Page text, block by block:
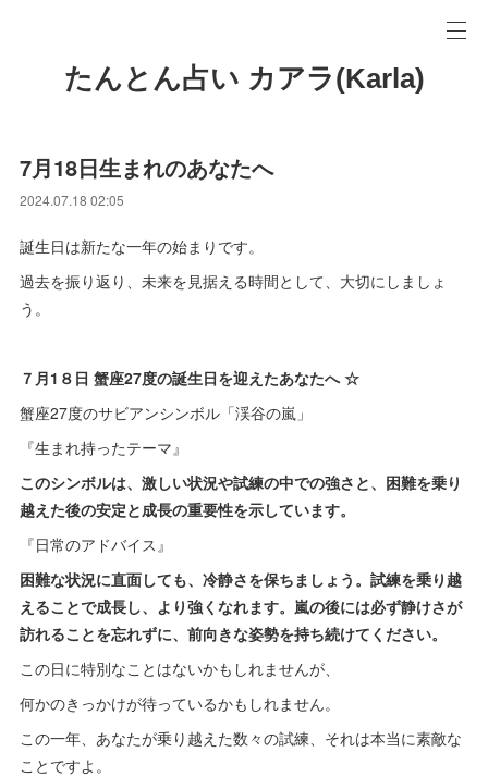
たんとん占い カアラ(Karla)
7月18日生まれのあなたへ
2024.07.18 02:05
誕生日は新たな一年の始まりです。
過去を振り返り、未来を見据える時間として、大切にしましょ
う。
７月1８日 蟹座27度の誕生日を迎えたあなたへ ☆
蟹座27度のサビアンシンボル「渓谷の嵐」
『生まれ持ったテーマ』
このシンボルは、激しい状況や試練の中での強さと、困難を乗り
越えた後の安定と成長の重要性を示しています。
『日常のアドバイス』
困難な状況に直面しても、冷静さを保ちましょう。試練を乗り越
えることで成長し、より強くなれます。嵐の後には必ず静けさが
訪れることを忘れずに、前向きな姿勢を持ち続けてください。
この日に特別なことはないかもしれませんが、
何かのきっかけが待っているかもしれません。
この一年、あなたが乗り越えた数々の試練、それは本当に素敵な
ことですよ。